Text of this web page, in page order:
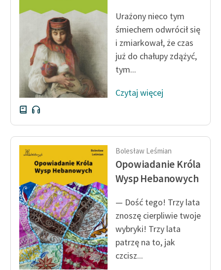
Kontakt
O projekcie
Zespół
Zasady wykorzystania
Wolnych Lektur
Logotypy
Materiały promocyjne
Polityka prywatności
Regulamin biblioteki
Dane fundacji i
sprawozdania finansowe
Regulamin darowizn
Informacja o treściach
wrażliwych
Urażony nieco tym
śmiechem odwrócił się
i zmiarkował, że czas
już do chałupy zdążyć,
tym...
Czytaj więcej
Bolesław Leśmian
Opowiadanie Króla
Wysp Hebanowych
— Dość tego! Trzy lata
znoszę cierpliwie twoje
wybryki! Trzy lata
patrzę na to, jak
czcisz...